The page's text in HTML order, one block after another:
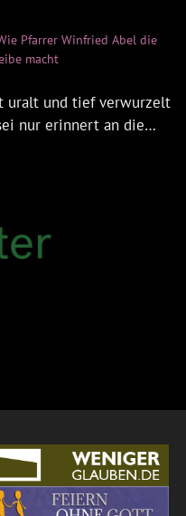
Pfarrer Winfried Abel die
macht
uralt und tief verwurzelt
nur erinnert an die…